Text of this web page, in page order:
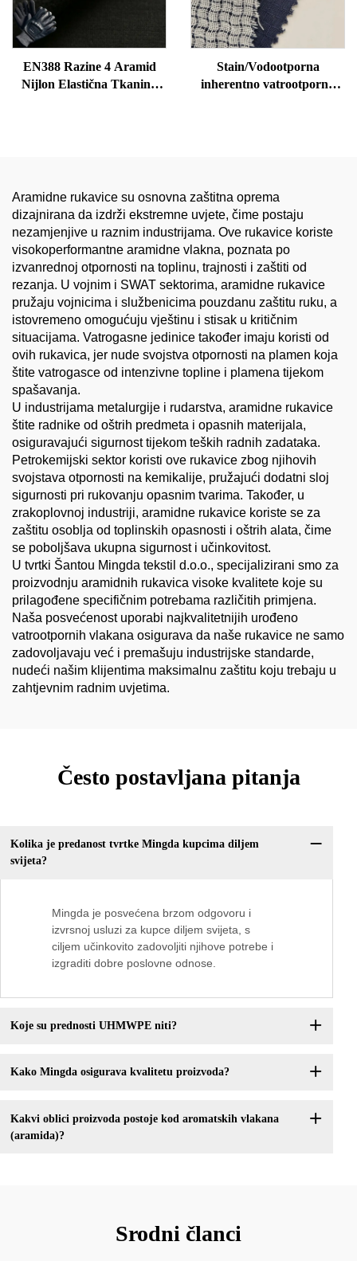
EN388 Razine 4 Aramid
Nijlon Elastična Tkanina
Stain/Vodootporna
inherentno vatrootporna
Aramidne rukavice su osnovna zaštitna oprema
dizajnirana da izdrži ekstremne uvjete, čime postaju
nezamjenjive u raznim industrijama. Ove rukavice koriste
visokoperformantne aramidne vlakna, poznata po
izvanrednoj otpornosti na toplinu, trajnosti i zaštiti od
rezanja. U vojnim i SWAT sektorima, aramidne rukavice
pružaju vojnicima i službenicima pouzdanu zaštitu ruku, a
istovremeno omogućuju vještinu i stisak u kritičnim
situacijama. Vatrogasne jedinice također imaju koristi od
ovih rukavica, jer nude svojstva otpornosti na plamen koja
štite vatrogasce od intenzivne topline i plamena tijekom
spašavanja.
U industrijama metalurgije i rudarstva, aramidne rukavice
štite radnike od oštrih predmeta i opasnih materijala,
osiguravajući sigurnost tijekom teških radnih zadataka.
Petrokemijski sektor koristi ove rukavice zbog njihovih
svojstava otpornosti na kemikalije, pružajući dodatni sloj
sigurnosti pri rukovanju opasnim tvarima. Također, u
zrakoplovnoj industriji, aramidne rukavice koriste se za
zaštitu osoblja od toplinskih opasnosti i oštrih alata, čime
se poboljšava ukupna sigurnost i učinkovitost.
U tvrtki Šantou Mingda tekstil d.o.o., specijalizirani smo za
proizvodnju aramidnih rukavica visoke kvalitete koje su
prilagođene specifičnim potrebama različitih primjena.
Naša posvećenost uporabi najkvalitetnijih urođeno
vatrootpornih vlakana osigurava da naše rukavice ne samo
zadovoljavaju već i premašuju industrijske standarde,
nudeći našim klijentima maksimalnu zaštitu koju trebaju u
zahtjevnim radnim uvjetima.
Često postavljana pitanja
Kolika je predanost tvrtke Mingda kupcima diljem
svijeta?
Mingda je posvećena brzom odgovoru i
izvrsnoj usluzi za kupce diljem svijeta, s
ciljem učinkovito zadovoljiti njihove potrebe i
izgraditi dobre poslovne odnose.
Koje su prednosti UHMWPE niti?
Kako Mingda osigurava kvalitetu proizvoda?
Kakvi oblici proizvoda postoje kod aromatskih vlakana
(aramida)?
Srodni članci